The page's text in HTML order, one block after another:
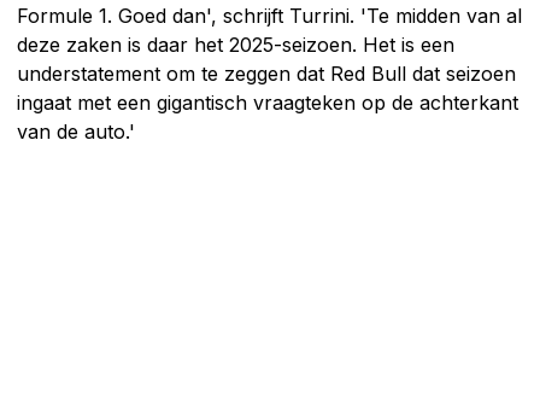
Formule 1. Goed dan', schrijft Turrini. 'Te midden van al
deze zaken is daar het 2025-seizoen. Het is een
understatement om te zeggen dat Red Bull dat seizoen
ingaat met een gigantisch vraagteken op de achterkant
van de auto.'